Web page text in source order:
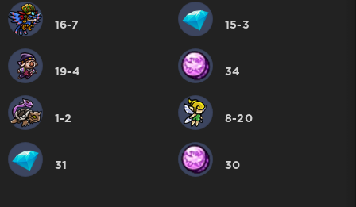
16-7 15-3
19-4 34
1-2 8-20
31 30